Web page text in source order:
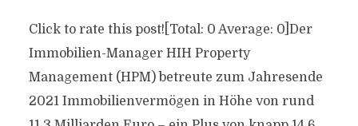
Click to rate this post![Total: 0 Average: 0]Der
Immobilien-Manager HIH Property
Management (HPM) betreute zum Jahresende
2021 Immobilienvermögen in Höhe von rund